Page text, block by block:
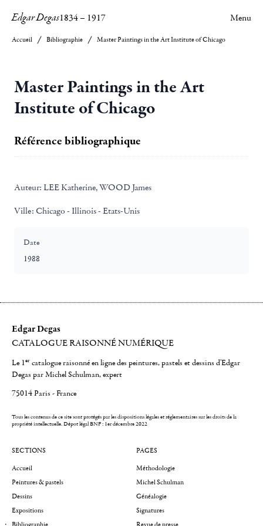
Edgar Degas1834– 1917 Menu
Accueil Bibliographie Master Paintings in the Art Institute of Chicago
Master Paintings in the Art
Institute of Chicago
Référence bibliographique
Auteur: LEE Katherine, WOOD James
Ville: Chicago - Illinois - Etats-Unis
Date
1988
Edgar Degas
CATALOGUE RAISONNÉ NUMÉRIQUE
Le 1er catalogue raisonné en ligne des peintures, pastels et dessins d'Edgar
Degas par Michel Schulman, expert
75014 Paris - France
Tous les contenus de ce site sont protégés par les dispositions légales et réglementaires sur les droits de la
propriété intellectuelle.Dépot légal BNF : 1er décembre 2022
SECTIONS
Accueil
Peintures & pastels
Dessins
Expositions
PAGES
Méthodologie
Michel Schulman
Généalogie
Signatures